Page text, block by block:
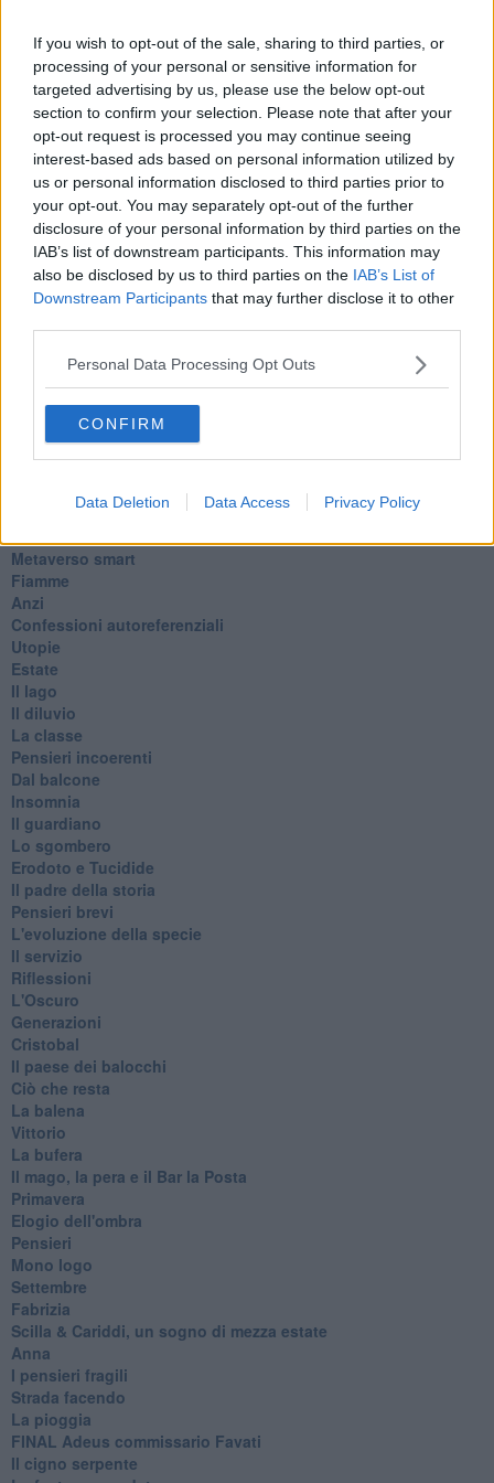
If you wish to opt-out of the sale, sharing to third parties, or
processing of your personal or sensitive information for
targeted advertising by us, please use the below opt-out
section to confirm your selection. Please note that after your
opt-out request is processed you may continue seeing
interest-based ads based on personal information utilized by
us or personal information disclosed to third parties prior to
your opt-out. You may separately opt-out of the further
disclosure of your personal information by third parties on the
IAB’s list of downstream participants. This information may
also be disclosed by us to third parties on the IAB’s List of
Downstream Participants that may further disclose it to other
Personal Data Processing Opt Outs
CONFIRM
Data Deletion Data Access Privacy Policy
Fly me to the moon
Hop!
O sonho de um prisioneiro
Memòrias
Sto qui
Scrivi
Bestiario
Pillole
Veglia
​“D” come delitto
Belle lettere
Todo el bien, todo el mal
Silenzio
​L’Australiana
Le stelle del jazz
Vita & morte
Metaverso smart
Fiamme
Anzi
Confessioni autoreferenziali
Utopie
Estate
Il lago
Il diluvio
La classe
Pensieri incoerenti
Dal balcone
Insomnia
Il guardiano
Lo sgombero
Erodoto e Tucidide
Il padre della storia
Pensieri brevi
L'evoluzione della specie
Il servizio
Riflessioni
L'Oscuro
Generazioni
Cristobal
Il paese dei balocchi
Ciò che resta
La balena
Vittorio
La bufera
Il mago, la pera e il Bar la Posta
Primavera
Elogio dell'ombra
Pensieri
Mono logo
Settembre
Fabrizia
​Scilla & Cariddi, un sogno di mezza estate
Anna
I pensieri fragili
Strada facendo
La pioggia
FINAL Adeus commissario Favati
Il cigno serpente